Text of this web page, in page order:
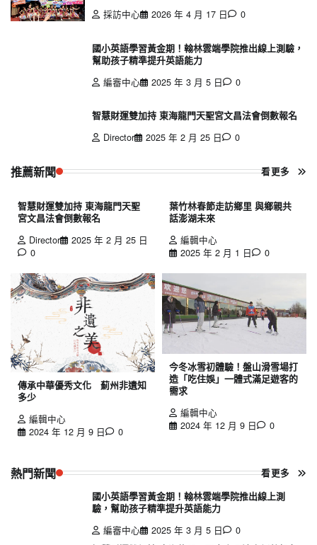
採訪中心
2026 年 4 月 17 日 0
國小英語學習黃金期！翰林雲端學院推出線上測驗，
幫助孩子精準提升英語能力
編審中心
2025 年 3 月 5 日 0
智慧財運雙加持 東海龍門天聖宮文昌法會倒數報名
Director
2025 年 2 月 25 日 0
推薦新聞 看更多
智慧財運雙加持 東海龍門天聖
宮文昌法會倒數報名
Director
2025 年 2 月 25 日
0
葉竹林春節走訪鄉里 與鄉親共
話澎湖未來
編輯中心
2025 年 2 月 1 日
0
傳承中華優秀文化 薊州非遺知
多少
編輯中心
2024 年 12 月 9 日
0
今冬冰雪初體驗！盤山滑雪場打
造「吃住娛」一體式滿足遊客的
需求
編輯中心
2024 年 12 月 9 日
0
熱門新聞 看更多
國小英語學習黃金期！翰林雲端學院推出線上測
驗，幫助孩子精準提升英語能力
編審中心
2025 年 3 月 5 日
0